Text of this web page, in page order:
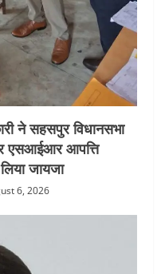
ने सहसपुर विधानसभा
एसआईआर आपत्ति
जायजा
6, 2026